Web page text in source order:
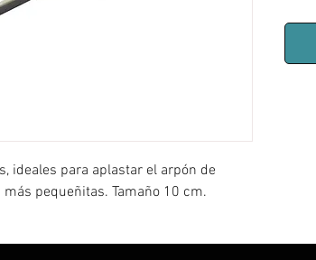
ideales para aplastar el arpón de
pequeñitas. Tamaño 10 cm.